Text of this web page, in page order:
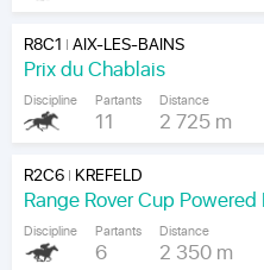
R8C1 |AIX-LES-BAINS
Prix du Chablais
Discipline Partants
11
Distance
2 725 m
R2C6| KREFELD
Range Rover Cup
Discipline Partants
6
Distance
2 350 m